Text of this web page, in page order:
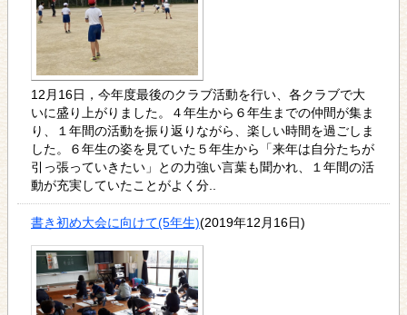
12月16日，今年度最後のクラブ活動を行い、各クラブで大
いに盛り上がりました。４年生から６年生までの仲間が集ま
り、１年間の活動を振り返りながら、楽しい時間を過ごしま
した。６年生の姿を見ていた５年生から「来年は自分たちが
引っ張っていきたい」との力強い言葉も聞かれ、１年間の活
動が充実していたことがよく分..
書き初め大会に向けて(5年生)(2019年12月16日)